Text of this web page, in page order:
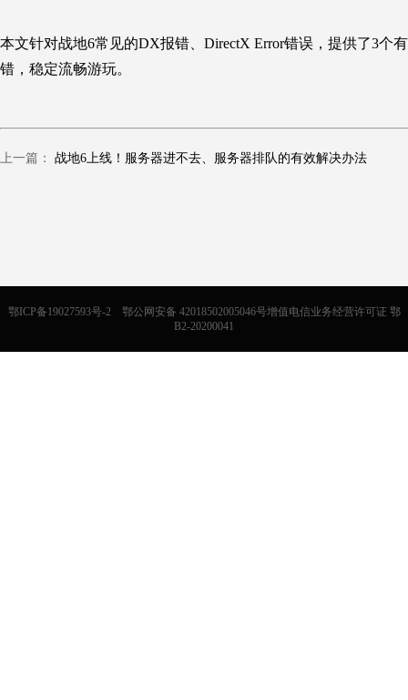
本文针对战地6常见的DX报错、 DirectX Error错误，提供了3个
错 ， 稳定流畅游玩。
上一篇： 战地6上线！服务器进不去、服务器排队的有效解决办法
鄂ICP备19027593号-2
鄂公网安备 42018502005046号增值电信业务经营许可证 鄂
B2-20200041